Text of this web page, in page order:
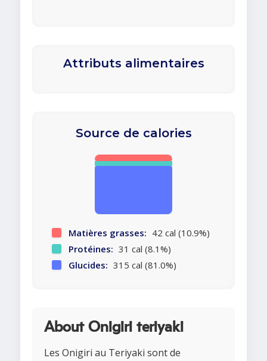
Attributs alimentaires
Source de calories
Matières grasses: 42 cal (10.9%)
Protéines: 31 cal (8.1%)
Glucides: 315 cal (81.0%)
About Onigiri teriyaki
Les Onigiri au Teriyaki sont de